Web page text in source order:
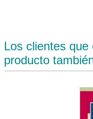
Los clientes
producto